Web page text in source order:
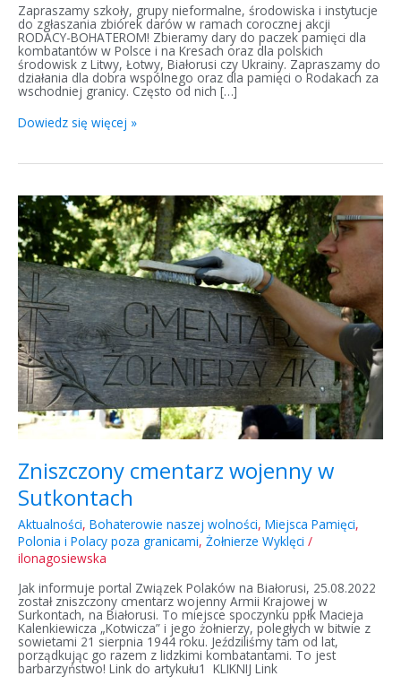
Zapraszamy szkoły, grupy nieformalne, środowiska i instytucje
do zgłaszania zbiórek darów w ramach corocznej akcji
RODACY-BOHATEROM! Zbieramy dary do paczek pamięci dla
kombatantów w Polsce i na Kresach oraz dla polskich
środowisk z Litwy, Łotwy, Białorusi czy Ukrainy. Zapraszamy do
działania dla dobra wspólnego oraz dla pamięci o Rodakach za
wschodniej granicy. Często od nich […]
Dowiedz się więcej »
Zniszczony cmentarz wojenny w
Sutkontach
Aktualności, Bohaterowie naszej wolności, Miejsca Pamięci,
Polonia i Polacy poza granicami, Żołnierze Wyklęci /
ilonagosiewska
Jak informuje portal Związek Polaków na Białorusi, 25.08.2022
został zniszczony cmentarz wojenny Armii Krajowej w
Surkontach, na Białorusi. To miejsce spoczynku ppłk Macieja
Kalenkiewicza „Kotwicza” i jego żołnierzy, poległych w bitwie z
sowietami 21 sierpnia 1944 roku. Jeździliśmy tam od lat,
porządkując go razem z lidzkimi kombatantami. To jest
barbarzyństwo! Link do artykułu1 KLIKNIJ Link
Zniszczony
cmentarz
wojenny
w
Sutkontach